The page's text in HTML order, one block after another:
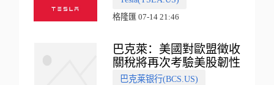
格隆匯 07-14 21:46
巴克萊：美國對歐盟徵收
關稅將再次考驗美股韌性
巴克莱银行(BCS.US)